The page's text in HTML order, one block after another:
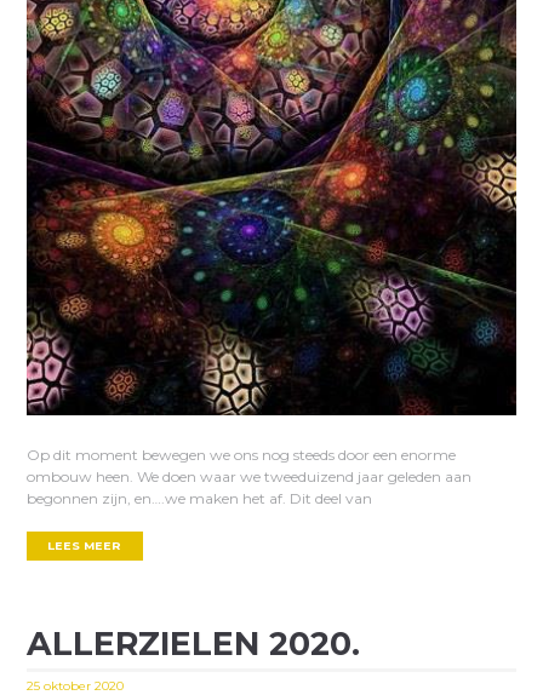
Op dit moment bewegen we ons nog steeds door een enorme
ombouw heen. We doen waar we tweeduizend jaar geleden aan
begonnen zijn, en….we maken het af. Dit deel van
LEES MEER
ALLERZIELEN 2020.
25 oktober 2020